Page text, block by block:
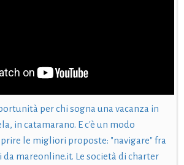
per chi sogna una vacanza in
in catamarano. E c'è un modo
le migliori proposte: "navigare" fra
mareonline.it. Le società di charter